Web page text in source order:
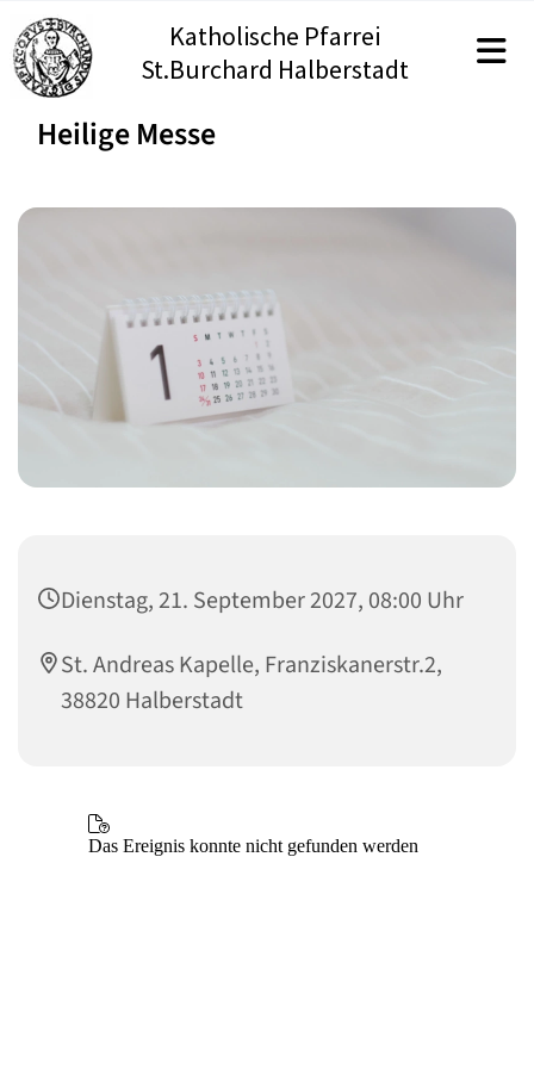
Katholische Pfarrei
St.Burchard Halberstadt
Heilige Messe
Dienstag, 21. September 2027, 08:00 Uhr
St. Andreas Kapelle, Franziskanerstr.2,
38820 Halberstadt